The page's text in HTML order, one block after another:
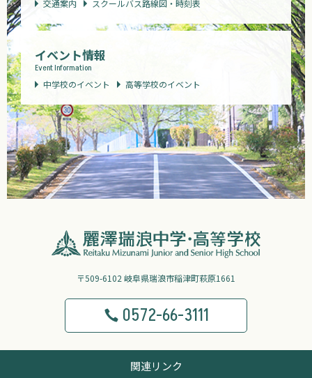
交通案内
スクールバス路線図・時刻表
イベント情報
Event Information
中学校のイベント
高等学校のイベント
〒509-6102 岐阜県瑞浪市稲津町萩原1661
0572-66-3111
関連リンク